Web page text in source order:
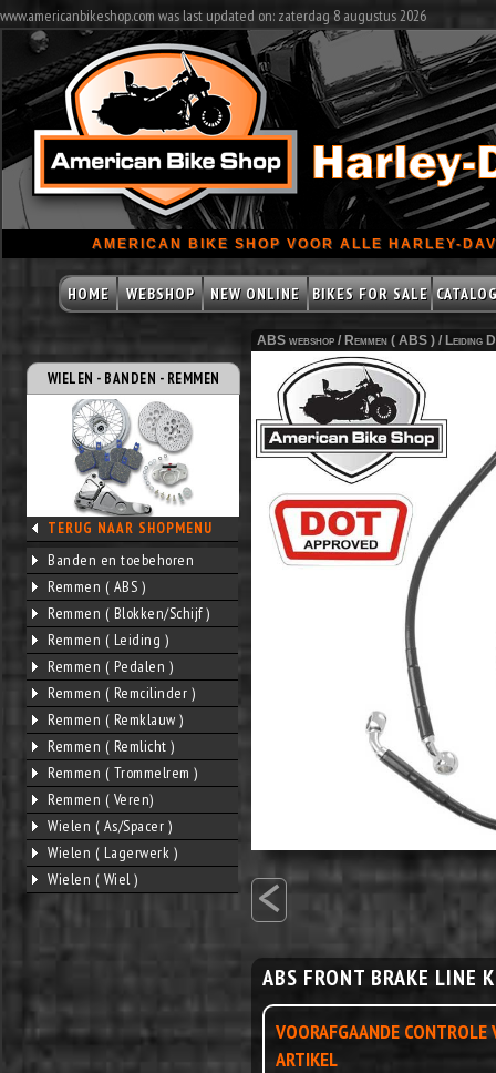
www.americanbikeshop.com was last updated on: zaterdag 8 augustus 2026
AMERICAN BIKE SHOP VOOR ALLE HARLEY-
HOME WEBSHOP NEW ONLINE BIKES FOR SALE
WIELEN - BANDEN - REMMEN
TERUG NAAR SHOPMENU
Banden en toebehoren
Remmen ( ABS )
Remmen ( Blokken/Schijf )
Remmen ( Leiding )
Remmen ( Pedalen )
Remmen ( Remcilinder )
Remmen ( Remklauw )
Remmen ( Remlicht )
Remmen ( Trommelrem )
Remmen ( Veren)
Wielen ( As/Spacer )
Wielen ( Lagerwerk )
Wielen ( Wiel )
ABS webshop / Remmen ( ABS ) / Leiding
<
ABS FRONT BRAKE LINE
VOORAFGAANDE CONTROLE
ARTIKEL